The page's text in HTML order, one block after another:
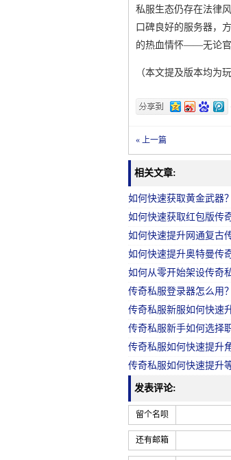
私服生态仍存在法律
口碑良好的服务器，
的热血情怀——无论官
（本文提及版本均为
« 上一篇
相关文章:
如何快速获取黄金武器
如何快速获取红包版传
如何快速提升网通复古
如何快速提升奥特曼传
如何从零开始架设传奇
传奇私服登录器怎么用
传奇私服新服如何快速
传奇私服新手如何选择
传奇私服如何快速提升
传奇私服如何快速提升
发表评论:
留个名呗
还有邮箱